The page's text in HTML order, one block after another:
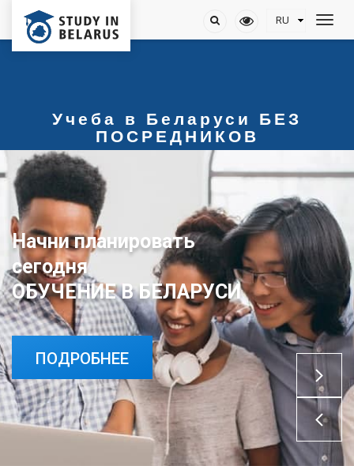
Учеба в Беларуси БЕЗ
ПОСРЕДНИКОВ
Начни планировать
сегодня
ОБУЧЕНИЕ В БЕЛАРУСИ
ПОДРОБНЕЕ
ОБУЧЕНИЕ В БЕЛАРУСИ
ПОДРОБНЕЕ